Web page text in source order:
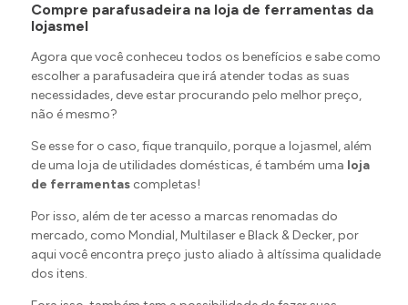
Compre parafusadeira na loja de ferramentas da
lojasmel
Agora que você conheceu todos os benefícios e sabe como
escolher a parafusadeira que irá atender todas as suas
necessidades, deve estar procurando pelo melhor preço,
não é mesmo?
Se esse for o caso, fique tranquilo, porque a lojasmel, além
de uma loja de utilidades domésticas, é também uma loja
de ferramentas completas!
Por isso, além de ter acesso a marcas renomadas do
mercado, como Mondial, Multilaser e Black & Decker, por
aqui você encontra preço justo aliado à altíssima qualidade
dos itens.